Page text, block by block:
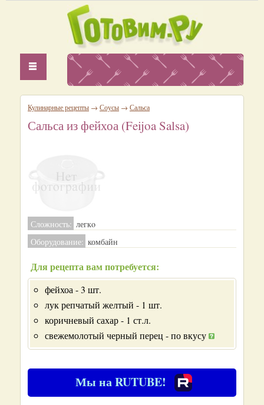
Кулинарные рецепты → Соусы → Сальса
Сальса из фейхоа (Feijoa Salsa)
Сложность: легкo
Оборудование: комбайн
Для рецепта вам потребуется:
фейхоа - 3 шт.
лук репчатый желтый - 1 шт.
коричневый сахар - 1 ст.л.
свежемолотый черный перец - по вкусу
Мы на RUTUBE!